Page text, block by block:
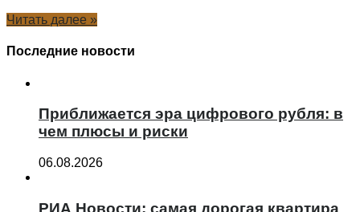
Читать далее »
Последние новости
Приближается эра цифрового рубля: в
чем плюсы и риски
06.08.2026
РИА Новости: самая дорогая квартира